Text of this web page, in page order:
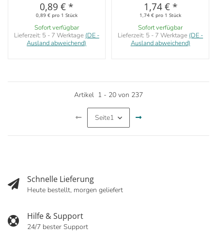
0,89 € *
0,89 € pro 1 Stück
Sofort verfügbar
Lieferzeit: 5 - 7 Werktage (DE -
Ausland abweichend)
1,74 € *
1,74 € pro 1 Stück
Sofort verfügbar
Lieferzeit: 5 - 7 Werktage (DE -
Ausland abweichend)
Artikel 1 - 20 von 237
Seite1
Schnelle Lieferung
Heute bestellt, morgen geliefert
Hilfe & Support
24/7 bester Support